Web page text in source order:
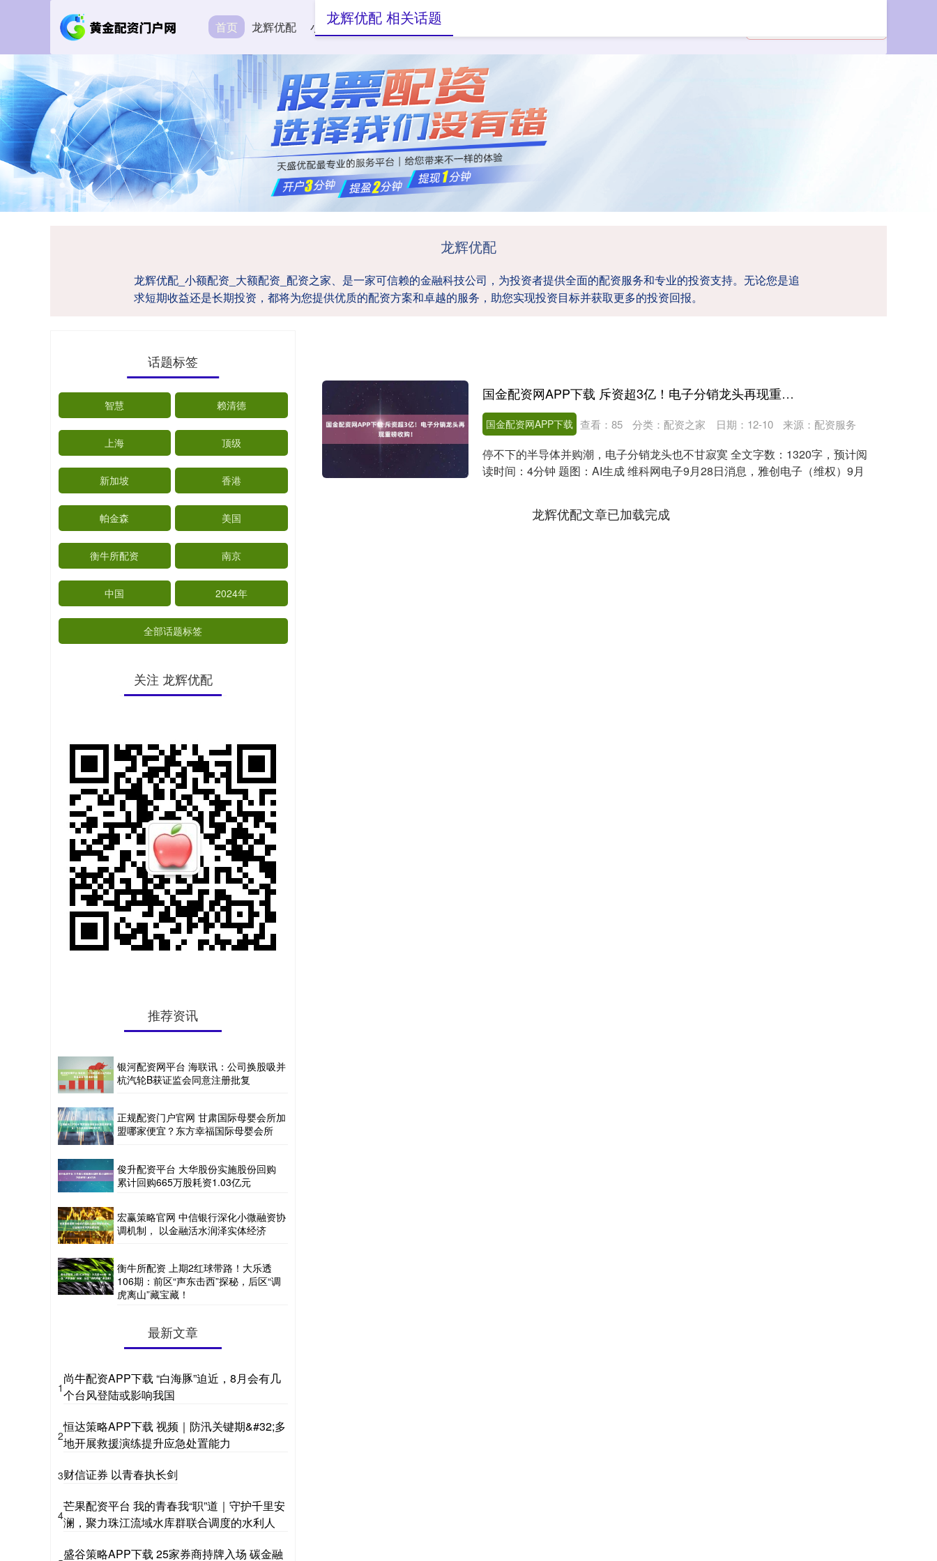
首页 龙辉优配 小额配资 大额配资 配资之家
龙辉优配
龙辉优配_小额配资_大额配资_配资之家、是一家可信赖的金融科技公司，为投资者提供全面的配资服务和专业的投资支持。无论您是追
求短期收益还是长期投资，都将为您提供优质的配资方案和卓越的服务，助您实现投资目标并获取更多的投资回报。
龙辉优配 相关话题
国金配资网APP下载 斥资超3亿！电子分销龙头再现重磅收购！
国金配资网APP下载 日期：12-10 来源：配资服务
查看： 85 分类： 配资之家
停不下的半导体并购潮，电子分销龙头也不甘寂寞 全文字数：1320字，预计阅
读时间：4分钟 题图：AI生成 维科网电子9月28日消息，雅创电子（维权）9月
龙辉优配文章已加载完成
话题标签
智慧 赖清德
上海 顶级
新加坡 香港
帕金森 美国
衡牛所配资 南京
中国 2024年
全部话题标签
关注 龙辉优配
推荐资讯
银河配资网平台 海联讯：公司换股吸并
杭汽轮B获证监会同意注册批复
正规配资门户官网 甘肃国际母婴会所加
盟哪家便宜？东方幸福国际母婴会所
俊升配资平台 大华股份实施股份回购
累计回购665万股耗资1.03亿元
宏赢策略官网 中信银行深化小微融资协
调机制， 以金融活水润泽实体经济
衡牛所配资 上期2红球带路！大乐透
106期：前区“声东击西”探秘，后区“调
虎离山”藏宝藏！
最新文章
1
尚牛配资APP下载 “白海豚”迫近，8月会有几
个台风登陆或影响我国
2
恒达策略APP下载 视频｜防汛关键期&#32;多
地开展救援演练提升应急处置能力
3财信证券 以青春执长剑
4
芒果配资平台 我的青春我“职”道｜守护千里安
澜，聚力珠江流域水库群联合调度的水利人
盛谷策略APP下载 25家券商持牌入场 碳金融